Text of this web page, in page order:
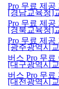
Pro 무료 제공
[경남교육청]
Pro 무료 제공
[경북교육청]
Pro 무료 제공
[광주광역시
버스 Pro 무료
[대구광역시
버스 Pro 무료
[대전광역시